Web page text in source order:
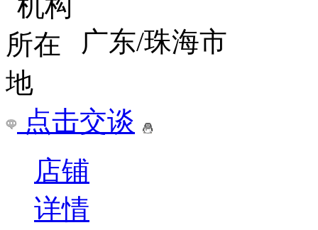
广东/珠海市
点击交谈
店铺
详情